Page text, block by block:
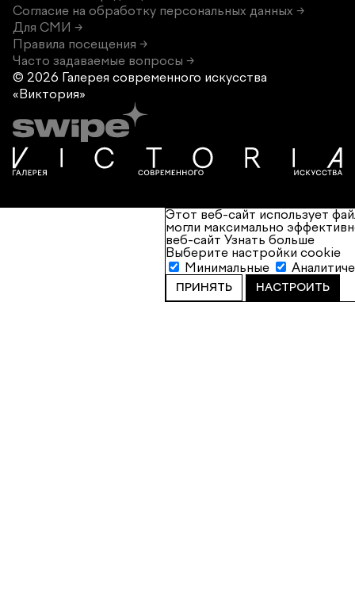
Согласие на обработку персональных данных →
Для СМИ →
Правила посещения →
Часто задаваемые вопросы →
© 2026 Галерея современного искусства
«Виктория»
Этот веб-сайт использует
могли максимально
веб-сайт Узнать больше
Выберите настройки cookie
Минимальные
ПРИНЯТЬ НАСТРОИТЬ